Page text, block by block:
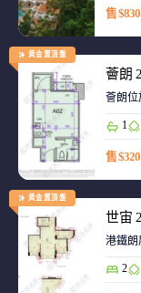
售
黃金置頂盤
薈朗
薈朗位
1
售
黃金置頂盤
世宙
港鐵朗
2